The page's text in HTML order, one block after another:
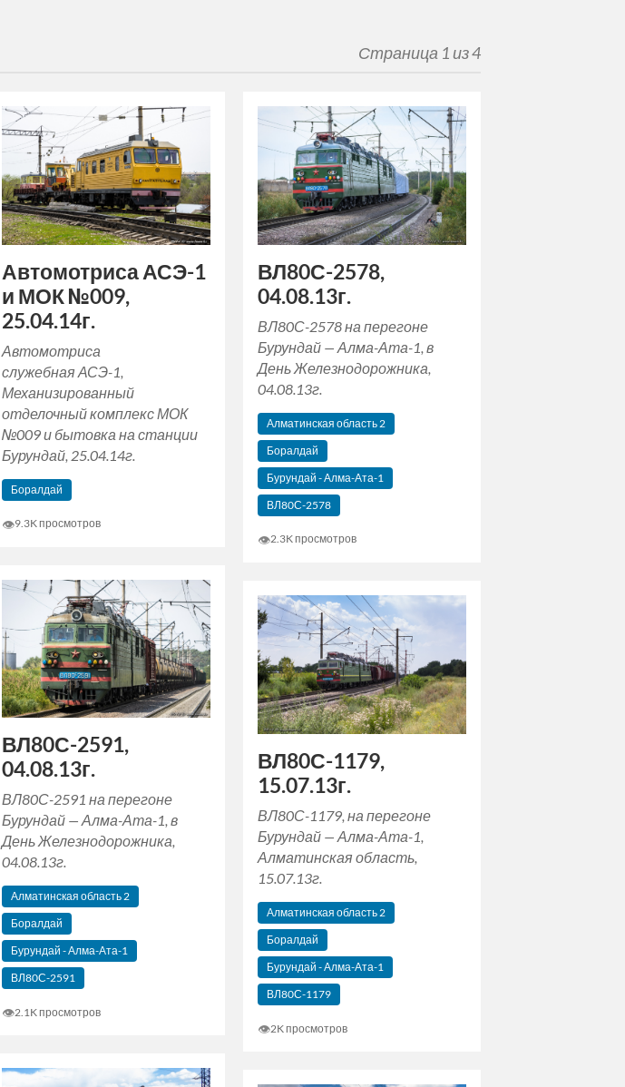
Страница 1 из 4
Автомотриса АСЭ-1
и МОК №009,
25.04.14г.
Автомотриса
служебная АСЭ-1,
Механизированный
отделочный комплекс МОК
№009 и бытовка на станции
Бурундай, 25.04.14г.
Боралдай
👁9.3K просмотров
ВЛ80С-2578,
04.08.13г.
ВЛ80С-2578 на перегоне
Бурундай — Алма-Ата-1, в
День Железнодорожника,
04.08.13г.
Алматинская область 2
Боралдай
Бурундай - Алма-Ата-1
ВЛ80С-2578
👁2.3K просмотров
ВЛ80С-2591,
04.08.13г.
ВЛ80С-2591 на перегоне
Бурундай — Алма-Ата-1, в
День Железнодорожника,
04.08.13г.
Алматинская область 2
Боралдай
Бурундай - Алма-Ата-1
ВЛ80С-2591
👁2.1K просмотров
ВЛ80С-1179,
15.07.13г.
ВЛ80С-1179, на перегоне
Бурундай — Алма-Ата-1,
Алматинская область,
15.07.13г.
Алматинская область 2
Боралдай
Бурундай - Алма-Ата-1
ВЛ80С-1179
👁2K просмотров